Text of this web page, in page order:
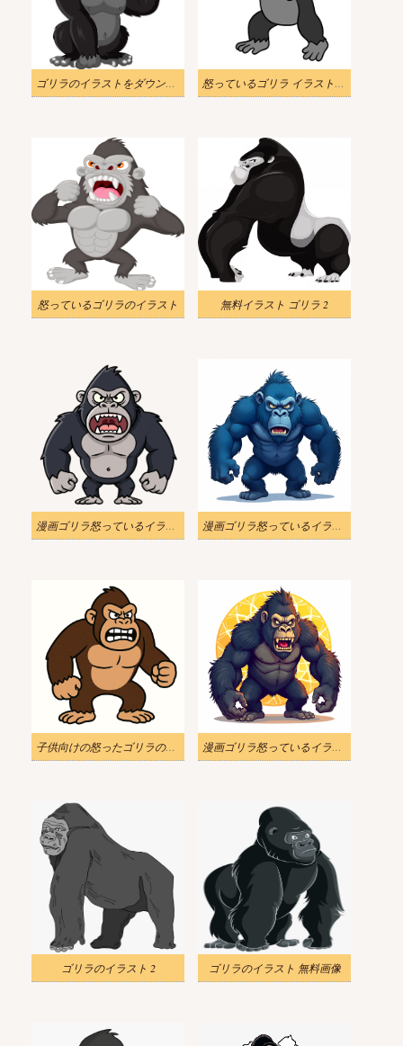
ゴリラのイラストをダウンロード 2 怒っているゴリラ イラスト 無料
怒っているゴリラのイラスト 無料イラスト ゴリラ 2
漫画ゴリラ怒っているイラスト無料 漫画ゴリラ怒っているイラストダウンロード
子供向けの怒ったゴリラのイラスト 漫画ゴリラ怒っているイラストの背景
ゴリラのイラスト 2 ゴリラのイラスト 無料画像